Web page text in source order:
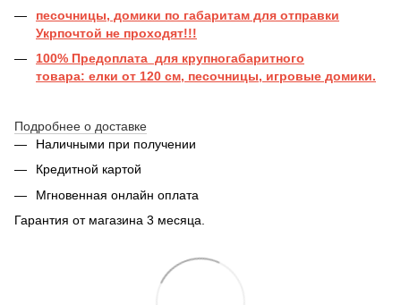
песочницы, домики по габаритам для отправки
Укрпочтой не проходят!!!
100% Предоплата для крупногабаритного
товара: елки от 120 см, песочницы, игровые домики.
Подробнее о доставке
Наличными при получении
Кредитной картой
Мгновенная онлайн оплата
Гарантия от магазина 3 месяца.